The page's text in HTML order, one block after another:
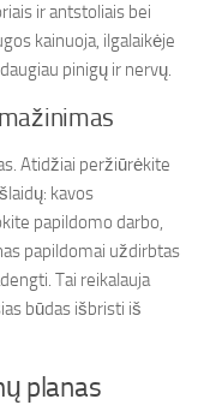
ir antstoliais bei
kainuoja, ilgalaikėje
pinigų ir nervų.
Atidžiai peržiūrėkite
kavos
papildomo darbo,
papildomai uždirbtas
Tai reikalauja
būdas išbristi iš
planas